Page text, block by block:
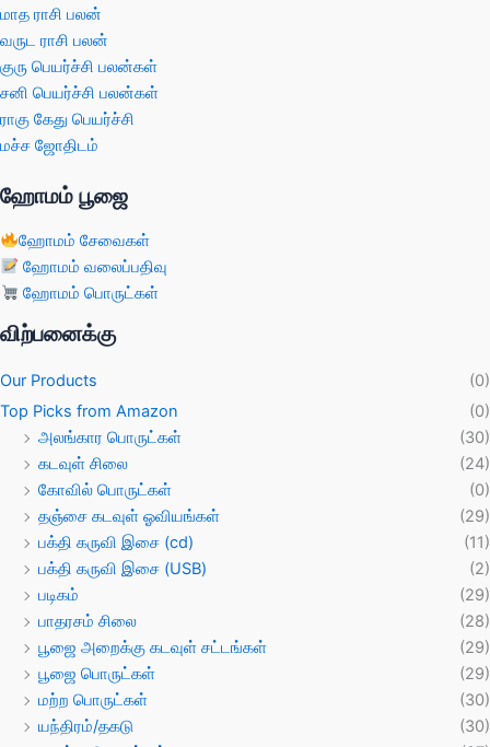
மாத ராசி பலன்
வருட ராசி பலன்
குரு பெயர்ச்சி பலன்கள்
சனி பெயர்ச்சி பலன்கள்
ராகு கேது பெயர்ச்சி
மச்ச ஜோதிடம்
ஹோமம் பூஜை
ஹோமம் சேவைகள்
ஹோமம் வலைப்பதிவு
ஹோமம் பொருட்கள்
விற்பனைக்கு
Our Products
(0)
Top Picks from Amazon
(0)
அலங்கார பொருட்கள்
(30)
கடவுள் சிலை
(24)
கோவில் பொருட்கள்
(0)
தஞ்சை கடவுள் ஓவியங்கள்
(29)
பக்தி கருவி இசை (cd)
(11)
பக்தி கருவி இசை (USB)
(2)
படிகம்
(29)
பாதரசம் சிலை
(28)
பூஜை அறைக்கு கடவுள் சட்டங்கள்
(29)
பூஜை பொருட்கள்
(29)
மற்ற பொருட்கள்
(30)
யந்திரம்/தகடு
(30)